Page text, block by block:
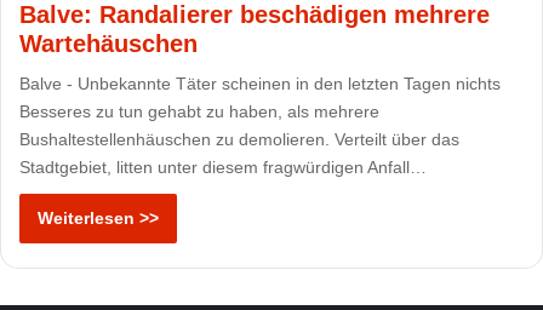
Balve: Randalierer beschädigen mehrere
Wartehäuschen
Balve - Unbekannte Täter scheinen in den letzten Tagen nichts
Besseres zu tun gehabt zu haben, als mehrere
Bushaltestellenhäuschen zu demolieren. Verteilt über das
Stadtgebiet, litten unter diesem fragwürdigen Anfall…
Weiterlesen >>